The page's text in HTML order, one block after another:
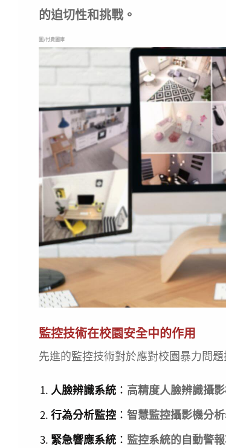
的迫切性和挑戰。
圖/付費圖庫
監控技術在校園安全中的作用
先進的監控技術對於應對校園暴力問
人臉辨識系統 ： 高精度人臉辨識攝
行為分析監控 ： 智慧監控攝影機分
緊急響應系統 ： 監控系統的自動警